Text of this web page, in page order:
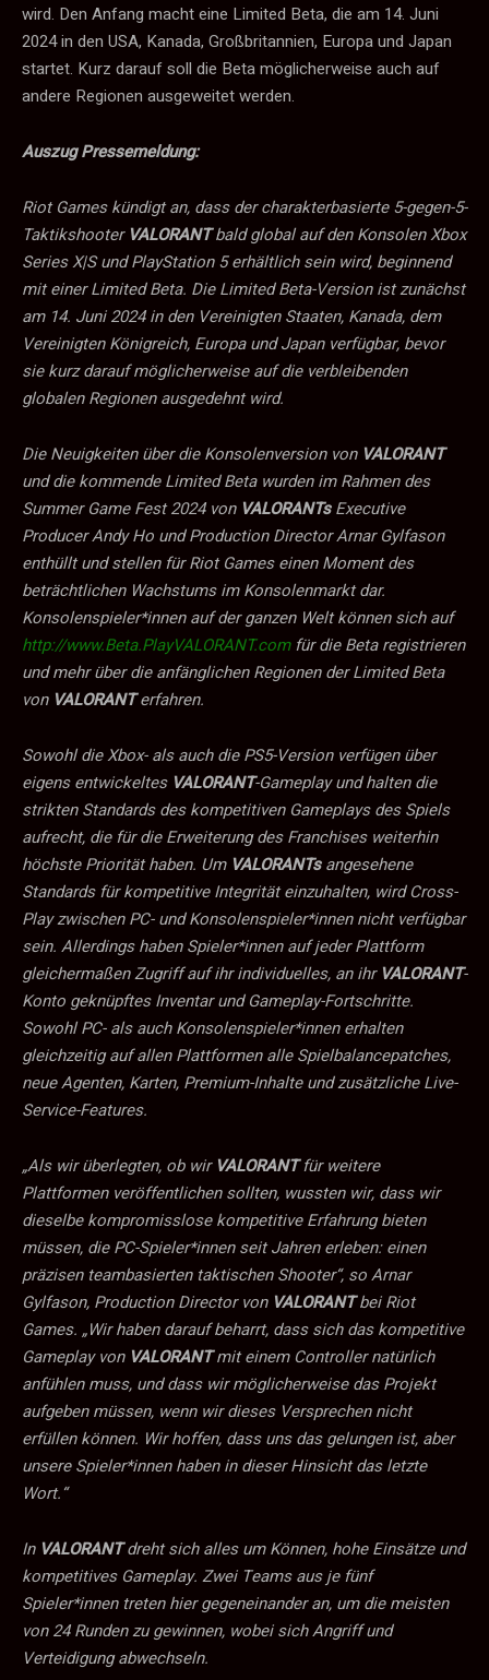
wird. Den Anfang macht eine Limited Beta, die am 14. Juni
2024 in den USA, Kanada, Großbritannien, Europa und Japan
startet. Kurz darauf soll die Beta möglicherweise auch auf
andere Regionen ausgeweitet werden.
Auszug Pressemeldung:
Riot Games kündigt an, dass der charakterbasierte 5-gegen-5-
Taktikshooter VALORANTbald global auf den Konsolen Xbox
Series X|S und PlayStation 5 erhältlich sein wird, beginnend
mit einer Limited Beta. Die Limited Beta-Version ist zunächst
am 14. Juni 2024 in den Vereinigten Staaten, Kanada, dem
Vereinigten Königreich, Europa und Japan verfügbar, bevor
sie kurz darauf möglicherweise auf die verbleibenden
globalen Regionen ausgedehnt wird.
Die Neuigkeiten über die Konsolenversion von VALORANT
und die kommende Limited Beta wurden im Rahmen des
Summer Game Fest 2024 von VALORANTsExecutive
Producer Andy Ho und Production Director Arnar Gylfason
enthüllt und stellen für Riot Games einen Moment des
beträchtlichen Wachstums im Konsolenmarkt dar.
Konsolenspieler*innen auf der ganzen Welt können sich auf
http://www.Beta.PlayVALORANT.comfür die Beta registrieren
und mehr über die anfänglichen Regionen der Limited Beta
von VALORANTerfahren.
Sowohl die Xbox- als auch die PS5-Version verfügen über
eigens entwickeltes VALORANT-Gameplay und halten die
strikten Standards des kompetitiven Gameplays des Spiels
aufrecht, die für die Erweiterung des Franchises weiterhin
höchste Priorität haben. Um VALORANTsangesehene
Standards für kompetitive Integrität einzuhalten, wird Cross-
Play zwischen PC- und Konsolenspieler*innen nicht verfügbar
sein. Allerdings haben Spieler*innen auf jeder Plattform
gleichermaßen Zugriff auf ihr individuelles, an ihr VALORANT-
Konto geknüpftes Inventar und Gameplay-Fortschritte.
Sowohl PC- als auch Konsolenspieler*innen erhalten
gleichzeitig auf allen Plattformen alle Spielbalancepatches,
neue Agenten, Karten, Premium-Inhalte und zusätzliche Live-
Service-Features.
„Als wir überlegten, ob wir VALORANTfür weitere
Plattformen veröffentlichen sollten, wussten wir, dass wir
dieselbe kompromisslose kompetitive Erfahrung bieten
müssen, die PC-Spieler*innen seit Jahren erleben: einen
präzisen teambasierten taktischen Shooter“, so Arnar
Gylfason, Production Director von VALORANTbei Riot
Games. „Wir haben darauf beharrt, dass sich das kompetitive
Gameplay von VALORANTmit einem Controller natürlich
anfühlen muss, und dass wir möglicherweise das Projekt
aufgeben müssen, wenn wir dieses Versprechen nicht
erfüllen können. Wir hoffen, dass uns das gelungen ist, aber
unsere Spieler*innen haben in dieser Hinsicht das letzte
Wort.“
In VALORANTdreht sich alles um Können, hohe Einsätze und
kompetitives Gameplay. Zwei Teams aus je fünf
Spieler*innen treten hier gegeneinander an, um die meisten
von 24 Runden zu gewinnen, wobei sich Angriff und
Verteidigung abwechseln.